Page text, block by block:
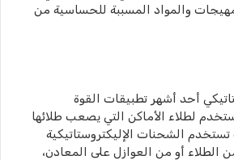
والمواد المسببة للحساسية من
أحد أشهر تطبيقات القوة
لطلاء الأماكن التي يصعب طلائها
تستخدم الشحنات الإليكتروستاتيكية
الطلاء أو من العوازل على المعادن،